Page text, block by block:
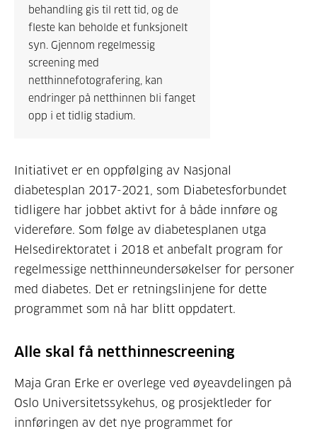
behandling gis til rett tid, og de
fleste kan beholde et funksjonelt
syn. Gjennom regelmessig
screening med
netthinnefotografering, kan
endringer på netthinnen bli fanget
opp i et tidlig stadium.
Initiativet er en oppfølging av Nasjonal
diabetesplan 2017-2021, som Diabetesforbundet
tidligere har jobbet aktivt for å både innføre og
videreføre. Som følge av diabetesplanen utga
Helsedirektoratet i 2018 et anbefalt program for
regelmessige netthinneundersøkelser for personer
med diabetes. Det er retningslinjene for dette
programmet som nå har blitt oppdatert.
Alle skal få netthinnescreening
Maja Gran Erke er overlege ved øyeavdelingen på
Oslo Universitetssykehus, og prosjektleder for
innføringen av det nye programmet for